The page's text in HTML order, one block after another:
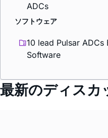
ADCs
ソフトウェア
10 lead Pulsar ADCs
Software
最新のディスカ